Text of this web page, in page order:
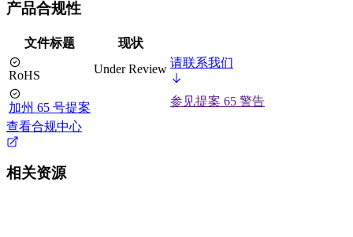
产品合规性
文件标题 现状
RoHS Under Review 请联系我们
加州 65 号提案
参见提案 65 警告
查看合规中心
相关资源